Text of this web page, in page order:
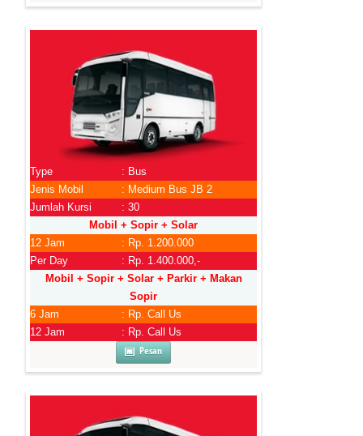
Type
: Bus
Jenis Mobil
: Medium Bus JB 2
Jumlah Kursi
: 30
Mobil + Sopir + Solar
12 Jam
: Rp. 1.200.000
Per Day
: Rp. 1.400.000,-
Mobil + Sopir + Solar + Parkir + Makan
Sopir
6 Jam
: Rp. Call Us
12 Jam
: Rp. Call Us
Pesan